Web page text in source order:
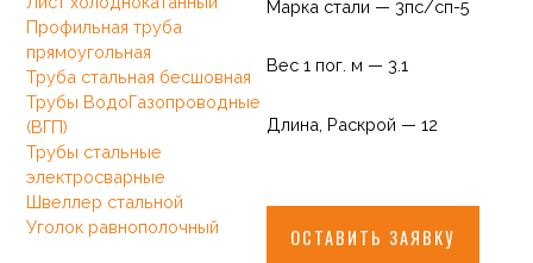
Профильная труба
прямоугольная
Труба стальная бесшовная
Трубы ВодоГазопроводные
(ВГП)
Трубы стальные
электросварные
Швеллер стальной
Уголок равнополочный
Марка стали — 3пс/сп-5
Вес 1 пог. м — 3.1
Длина, Раскрой — 12
ОСТАВИТЬ ЗАЯВКУ